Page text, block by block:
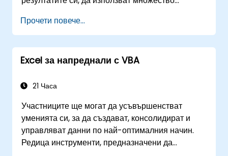
създаването на електронни таблици, както и да
защитават изчисленията и резултатите си от
неоторизиран достъп.
Прочети повече...
Excel за напреднали с VBA
21 Часа
Участниците ще могат да усъвършенстват
уменията си, за да създават, консолидират и
управляват данни по най-оптималния начин.
Редица инструменти, предназначени да